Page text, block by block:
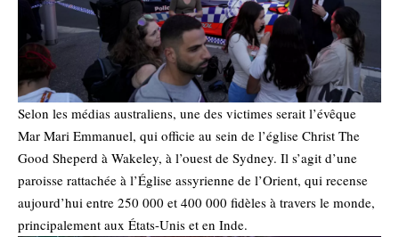
Selon les médias australiens, une des victimes serait l’évêque
Mar Mari Emmanuel, qui officie au sein de l’église Christ The
Good Sheperd à Wakeley, à l’ouest de Sydney. Il s’agit d’une
paroisse rattachée à l’Église assyrienne de l’Orient, qui recense
aujourd’hui entre 250 000 et 400 000 fidèles à travers le monde,
principalement aux États-Unis et en Inde.